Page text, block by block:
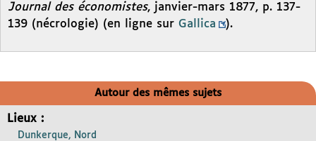
Journal des économistes, janvier-mars 1877, p. 137-
139 (nécrologie) (en ligne sur Gallica ).
Autour des mêmes sujets
Lieux :
Dunkerque, Nord